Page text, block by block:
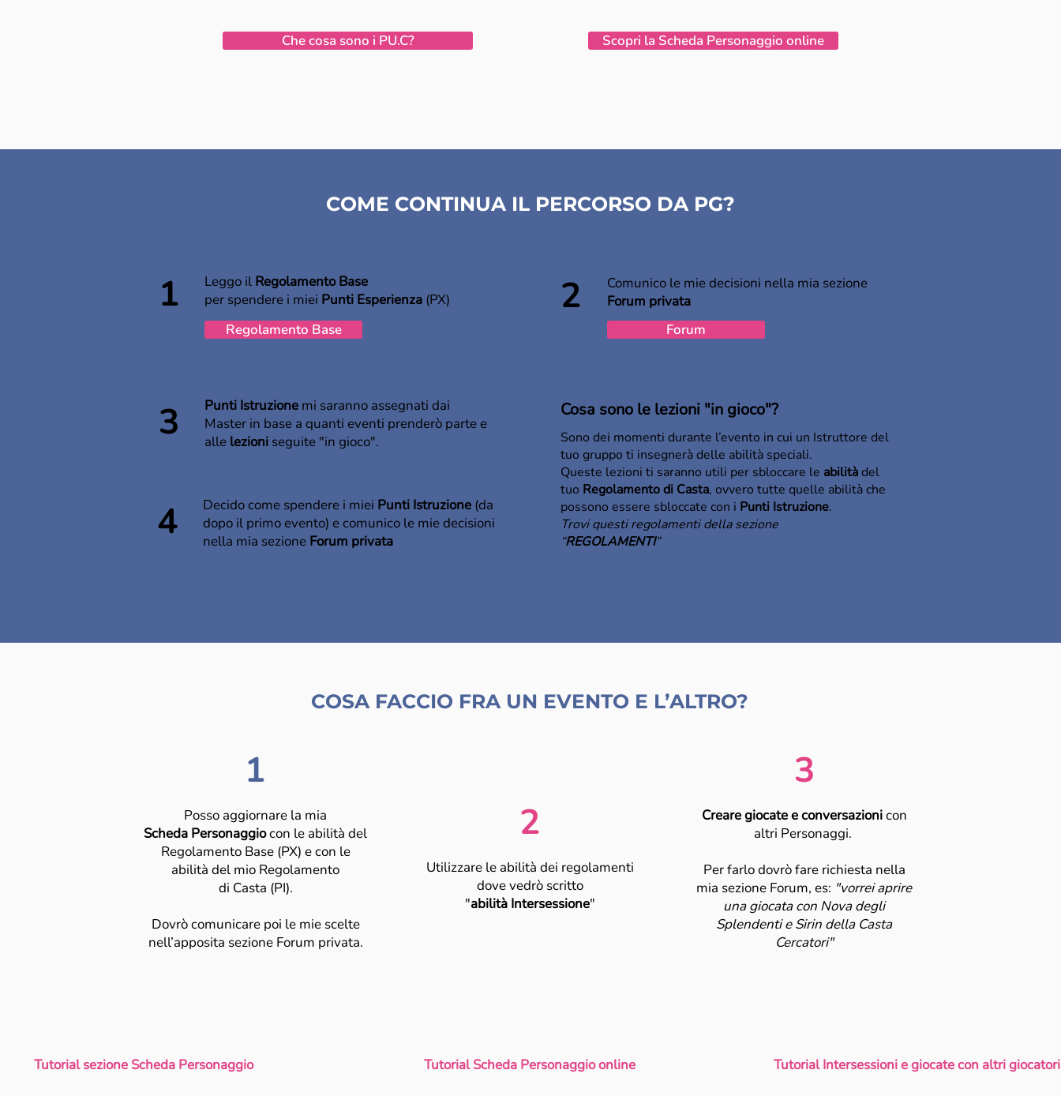
Che cosa sono i PU.C? Scopri la Scheda Personaggio online
COME CONTINUA IL PERCORSO DA PG?
Regolamento Base
Leggo il Regolamento Base
per spendere i miei Punti Esperienza (PX)
1 Comunico le mie decisioni nella mia sezione
Forum privata
2
Forum
Punti Istruzione mi saranno assegnati dai
Master in base a quanti eventi prenderò parte e
alle lezioni seguite "in gioco".
3
Decido come spendere i miei Punti Istruzione (da
dopo il primo evento) e comunico le mie decisioni
nella mia sezione Forum privata
4
Cosa sono le lezioni "in gioco"?
Sono dei momenti durante l’evento in cui un Istruttore del
tuo gruppo ti insegnerà delle abilità speciali.
Queste lezioni ti saranno utili per sbloccare le abilitàdel
tuo Regolamento di Casta, ovvero tutte quelle abilità che
possono essere sbloccate con i Punti Istruzione.
Trovi questi regolamenti della sezione
“REGOLAMENTI”
COSA FACCIO FRA UN EVENTO E L’ALTRO?
1
Posso aggiornare la mia
Scheda Personaggiocon le abilità del
Regolamento Base (PX) e con le
abilità del mio Regolamento
di Casta (PI).
Dovrò comunicare poi le mie scelte
nell’apposita sezione Forum privata.
3
2
Utilizzare le abilità dei regolamenti
dove vedrò scritto
"abilità Intersessione"
Creare giocate e conversazionicon
altri Personaggi.
Per farlo dovrò fare richiesta nella
mia sezione Forum, es: "vorrei aprire
una giocata con Nova degli
Splendenti e Sirin della Casta
Cercatori"
Tutorial sezione Scheda Personaggio Tutorial Scheda Personaggio online Tutorial Intersessioni e giocate con altri giocatori